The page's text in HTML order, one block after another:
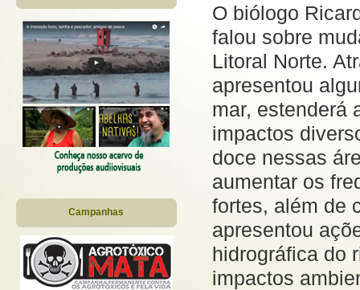
Campanhas
O biólogo
falou sobre
Litoral Norte.
apresentou
mar, estenderá
impactos
doce nessas
aumentar os
fortes, além de
apresentou
hidrográfica do
impactos